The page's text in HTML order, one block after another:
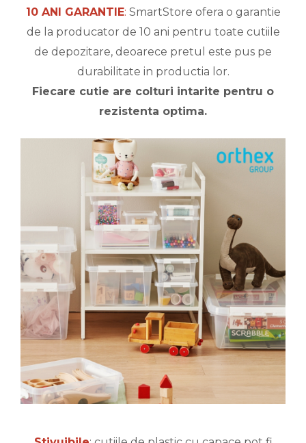
10 ANI GARANTIE: SmartStore ofera o garantie
de la producator de 10 ani pentru toate cutiile
de depozitare, deoarece pretul este pus pe
durabilitate in productia lor.
Fiecare cutie are colturi intarite pentru o
rezistenta optima.